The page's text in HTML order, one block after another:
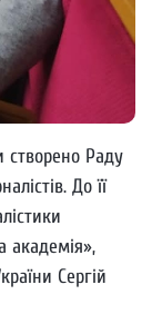
створено Раду
До її
академія»,
Сергій